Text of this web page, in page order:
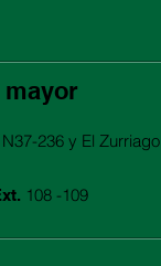
mayor
236 y El Zurriago
108 -109